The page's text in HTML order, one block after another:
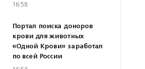
16:58
Портал поиска доноров
крови для животных
«Одной Крови» заработал
по всей России